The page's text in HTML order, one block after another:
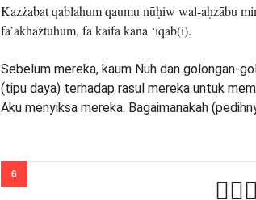
Każżabat qablahum qaumu nūḥiw wal-aḥzābu
fa’akhażtuhum, fa kaifa kāna ‘iqāb(i).
Sebelum mereka, kaum Nuh dan golongan-
(tipu daya) terhadap rasul mereka untuk
Aku menyiksa mereka. Bagaimanakah